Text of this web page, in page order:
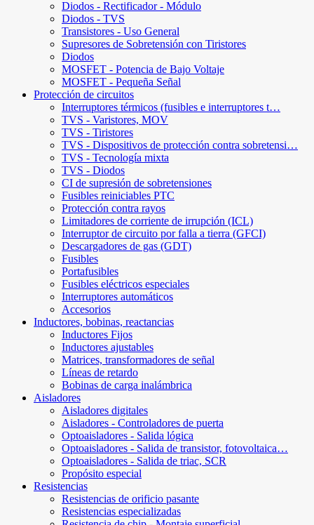
Diodos - Rectificador - Módulo
Diodos - TVS
Transistores - Uso General
Supresores de Sobretensión con Tiristores
Diodos
MOSFET - Potencia de Bajo Voltaje
MOSFET - Pequeña Señal
Protección de circuitos
Interruptores térmicos (fusibles e interruptores t…
TVS - Varistores, MOV
TVS - Tiristores
TVS - Dispositivos de protección contra sobretensi…
TVS - Tecnología mixta
TVS - Diodos
CI de supresión de sobretensiones
Fusibles reiniciables PTC
Protección contra rayos
Limitadores de corriente de irrupción (ICL)
Interruptor de circuito por falla a tierra (GFCI)
Descargadores de gas (GDT)
Fusibles
Portafusibles
Fusibles eléctricos especiales
Interruptores automáticos
Accesorios
Inductores, bobinas, reactancias
Inductores Fijos
Inductores ajustables
Matrices, transformadores de señal
Líneas de retardo
Bobinas de carga inalámbrica
Aisladores
Aisladores digitales
Aisladores - Controladores de puerta
Optoaisladores - Salida lógica
Optoaisladores - Salida de transistor, fotovoltaica…
Optoaisladores - Salida de triac, SCR
Propósito especial
Resistencias
Resistencias de orificio pasante
Resistencias especializadas